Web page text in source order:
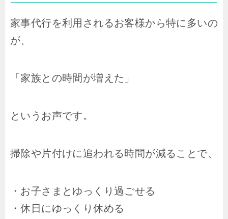
家事代行を利用されるお客様から特に多いの
が、
「家族との時間が増えた」
というお声です。
掃除や片付けに追われる時間が減ることで、
・お子さまとゆっくり過ごせる
・休日にゆっくり休める